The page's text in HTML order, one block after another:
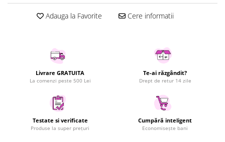
Laptopuri si Accesorii
Wearable & Gadgeturi
Electrocasnice & Climatizare
Accesorii si piese masini spalat
rufe si uscatoare
Accesorii si piese masini spalat
Aparate Frigorifice
Aparate Racire Aer
Adauga la Favorite Cere informatii
Livrare GRATUITA
La comenzi peste 500 Lei
Te-ai răzgândit?
Drept de retur 14 zile
Testate si verificate
Produse la super prețuri
Cumpără inteligent
Economisește bani